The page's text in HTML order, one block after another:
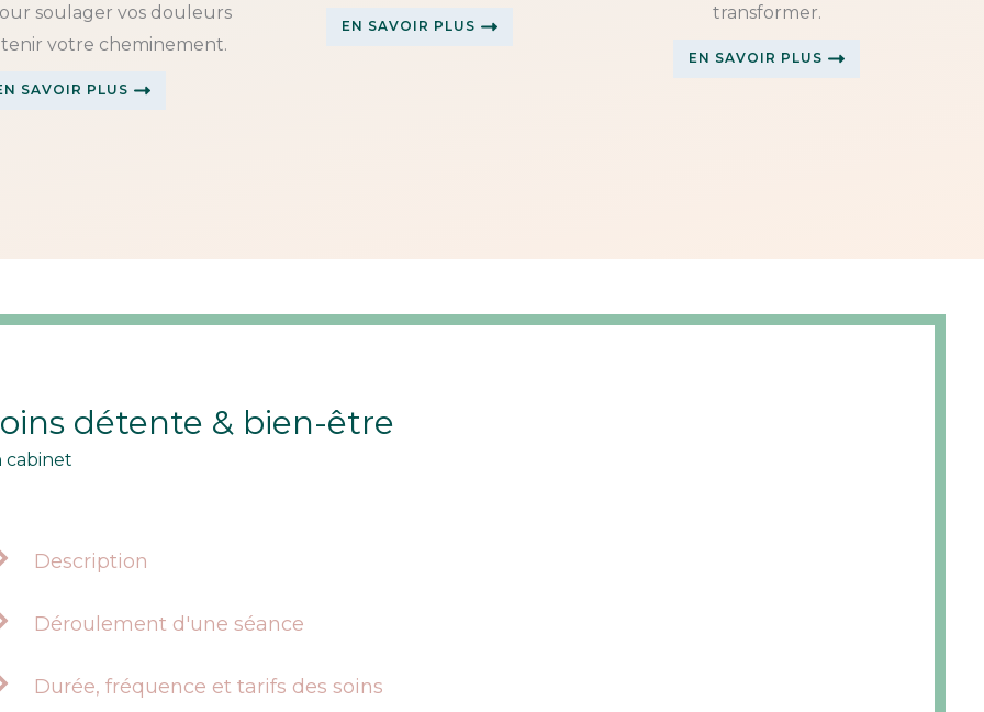
soulager vos douleurs
votre cheminement.
SAVOIR PLUS
EN SAVOIR PLUS
transformer.
EN SAVOIR PLUS
détente & bien-être
cabinet
Description
Déroulement d'une séance
Durée, fréquence et tarifs des soins